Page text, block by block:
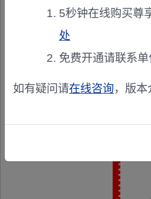
5秒钟在线购买尊
处
免费开通请联系单
如有疑问请在线咨询，版